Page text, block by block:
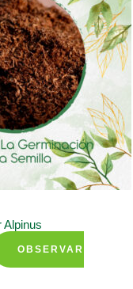
Alpinus
OBSERVAR